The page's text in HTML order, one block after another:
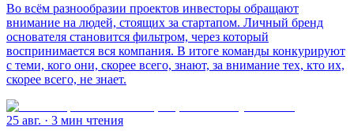
Во всём разнообразии проектов инвесторы обращают
внимание на людей, стоящих за стартапом. Личный бренд
основателя становится фильтром, через который
воспринимается вся компания. В итоге команды конкурируют
с теми, кого они, скорее всего, знают, за внимание тех, кто их,
скорее всего, не знает.
25 авг. · 3 мин чтения